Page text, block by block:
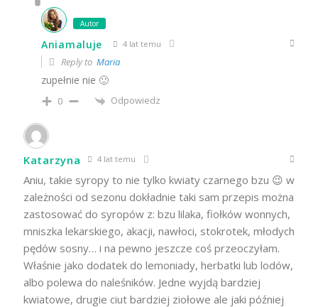
Autor
Aniamaluje 4 lat temu
Reply to Maria
zupełnie nie 🙂
0 Odpowiedz
Katarzyna 4 lat temu
Aniu, takie syropy to nie tylko kwiaty czarnego bzu 😉 w
zależności od sezonu dokładnie taki sam przepis można
zastosować do syropów z: bzu lilaka, fiołków wonnych,
mniszka lekarskiego, akacji, nawłoci, stokrotek, młodych
pędów sosny… i na pewno jeszcze coś przeoczyłam.
Właśnie jako dodatek do lemoniady, herbatki lub lodów,
albo polewa do naleśników. Jedne wyjdą bardziej
kwiatowe, drugie ciut bardziej ziołowe ale jaki później